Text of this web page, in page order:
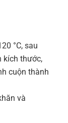
°C, sau
kích thước,
cuộn thành
và